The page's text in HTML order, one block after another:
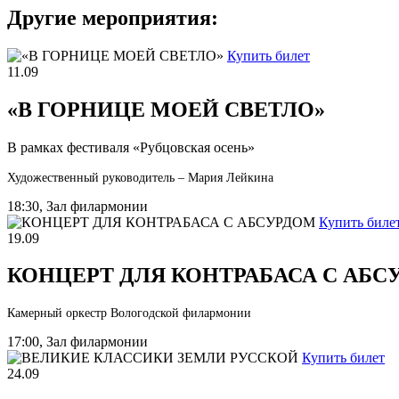
Другие мероприятия:
Купить билет
11.09
«В ГОРНИЦЕ МОЕЙ СВЕТЛО»
В рамках фестиваля «Рубцовская осень»
Художественный руководитель – Мария Лейкина
18:30, Зал филармонии
Купить
19.09
КОНЦЕРТ ДЛЯ КОНТРАБАСА С
Камерный оркестр Вологодской филармонии
17:00, Зал филармонии
Купить билет
24.09